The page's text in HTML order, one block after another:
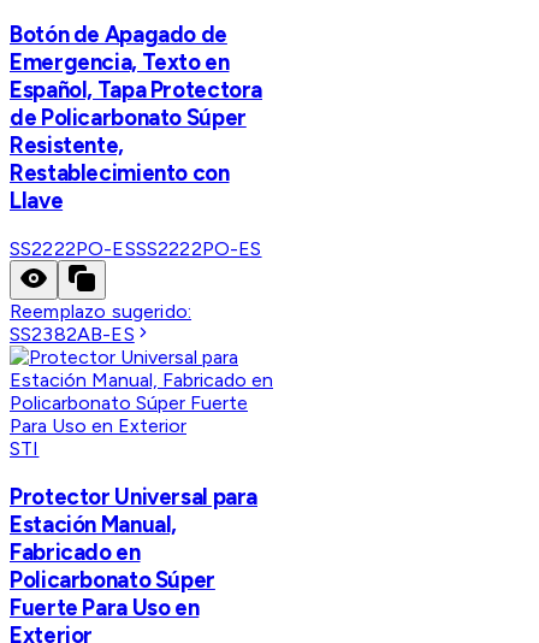
Botón de Apagado de
Emergencia, Texto en
Español, Tapa Protectora
de Policarbonato Súper
Resistente,
Restablecimiento con
Llave
SS2222PO-ESSS2222PO-ES
Reemplazo sugerido:
SS2382AB-ES
STI
Protector Universal para
Estación Manual,
Fabricado en
Policarbonato Súper
Fuerte Para Uso en
Exterior